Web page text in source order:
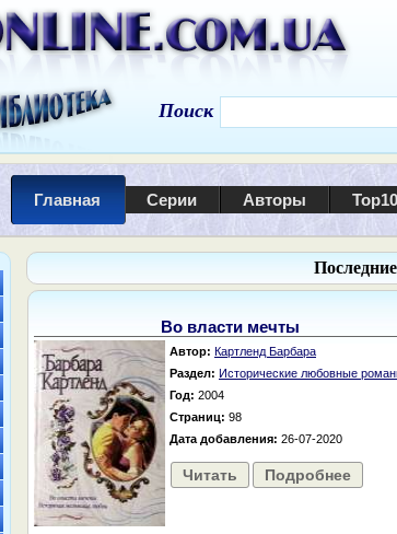
Поиск
Главная Серии Авторы
Во власти мечты
Автор: Картленд Барбара
Раздел: Исторические любовные
Год: 2004
Страниц: 98
Дата добавления: 26-07-2020
Читать Подробнее